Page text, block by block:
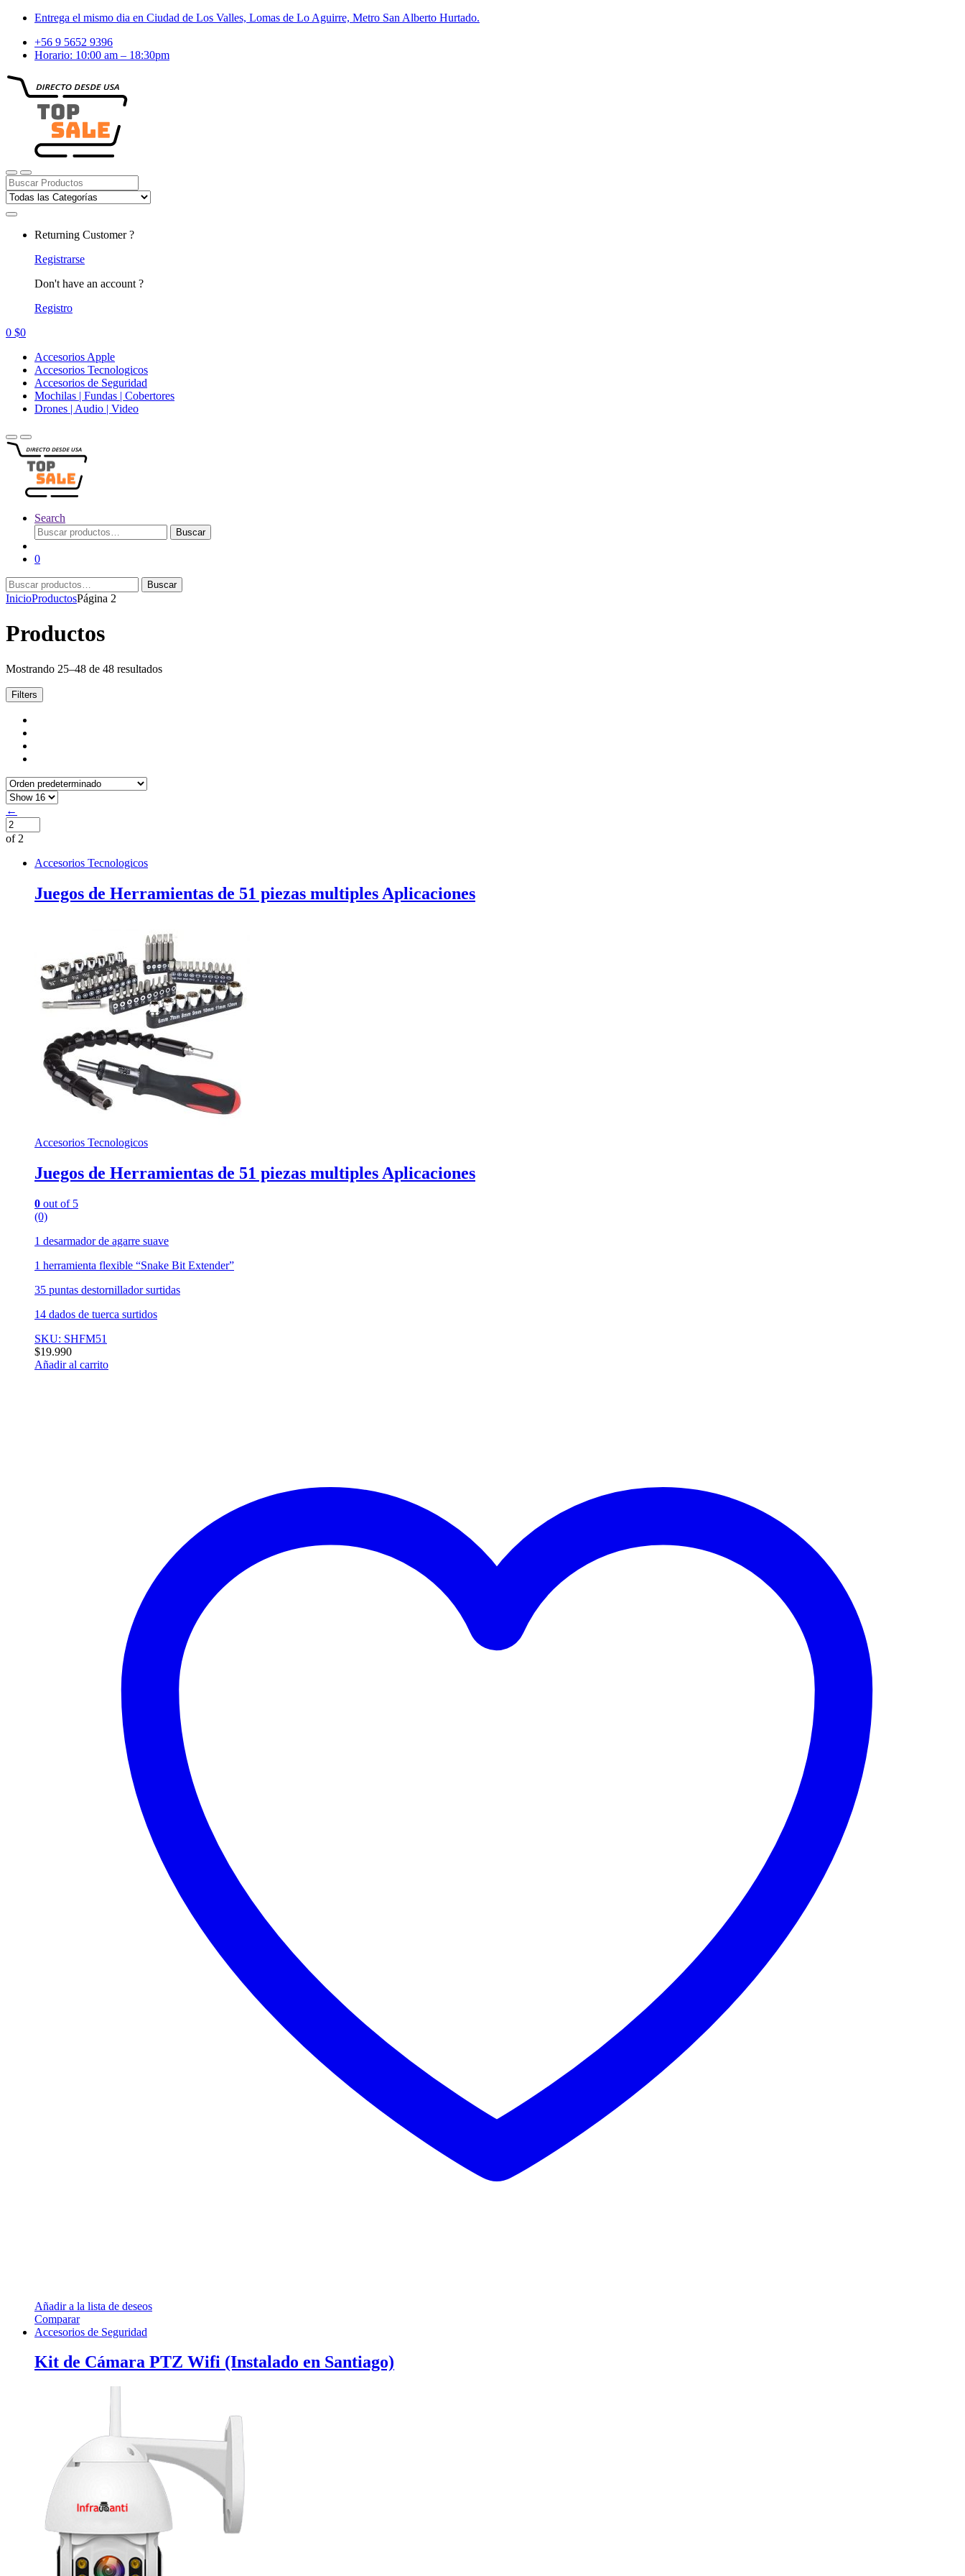
Skip
navigation
Skip
content
Entrega el mismo dia en Ciudad de Los Valles, Lomas de Lo Aguirre, Metro San Alberto Hurtado.
+56 9 5652 9396
Horario: 10:00 am – 18:30pm
Search
for:
Returning Customer ?
Registrarse
Don't have an account ?
Registro
0 $0
Accesorios Apple
Accesorios Tecnologicos
Accesorios de Seguridad
Mochilas | Fundas | Cobertores
Drones | Audio | Video
Search
Buscar
por:
Buscar
0
Buscar
por:
Buscar
InicioProductosPágina 2
Productos
Mostrando 25–48 de 48 resultados
Filters
←
of 2
Accesorios Tecnologicos
Juegos de Herramientas de 51 piezas multiples Aplicaciones
Accesorios Tecnologicos
Juegos de Herramientas de 51 piezas multiples Aplicaciones
0 out of 5
(0)
1 desarmador de agarre suave
1 herramienta flexible “Snake Bit Extender”
35 puntas destornillador surtidas
14 dados de tuerca surtidos
SKU: SHFM51
$19.990
Añadir al carrito
Añadir a la lista de deseos
Comparar
Accesorios de Seguridad
Kit de Cámara PTZ Wifi (Instalado en Santiago)